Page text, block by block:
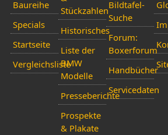
Baureihe
Specials
Startseite
Vergleichsliste
Stückzahlen
Historisches
Liste der
BMW
Modelle
Presseberichte
Prospekte
& Plakate
Bildtafel-
Suche
Forum:
Boxerforum
Handbücher
Servicedaten